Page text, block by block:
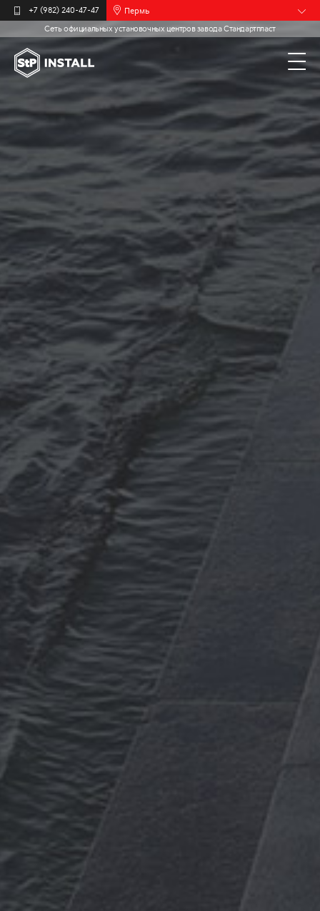
+7 (982) 240-47-47 Пермь
Барнаул
Белгород
Иваново
Калининград
Новочебоксарск
Самара
Санкт-
Томск
Сеть официальных установочных центров завода Стандартпласт